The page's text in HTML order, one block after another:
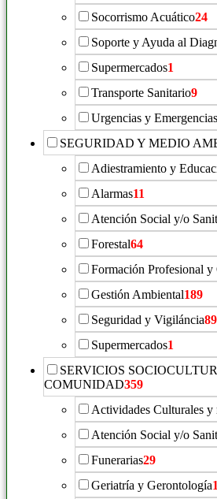
Socorrismo Acuático24
Soporte y Ayuda al
Supermercados1
Transporte Sanitario9
Urgencias y Emergencias
SEGURIDAD Y MEDIO
Adiestramiento y
Alarmas11
Atención Social y/o
Forestal64
Formación Profesional
Gestión Ambiental189
Seguridad y Vigiláncia89
Supermercados1
SERVICIOS
COMUNIDAD359
Actividades Culturales y
Atención Social y/o
Funerarias29
Geriatría y Gerontología